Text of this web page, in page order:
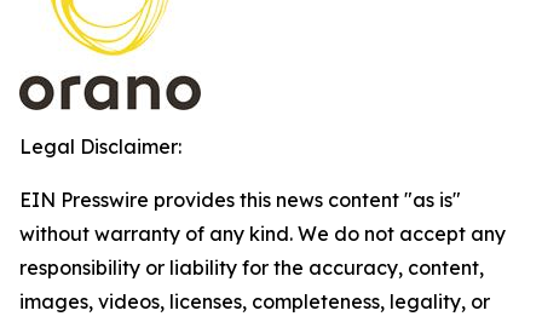
Legal Disclaimer:
EIN Presswire provides this news content "as is"
without warranty of any kind. We do not accept any
responsibility or liability for the accuracy, content,
images, videos, licenses, completeness, legality, or